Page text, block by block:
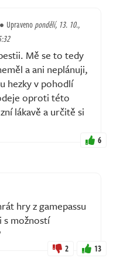
Upravenopondělí, 13. 10.,
Mě se to tedy
a ani neplánuji,
hezky v pohodlí
oproti této
lákavě a určitě si
6
hry z gamepassu
s možností
2 13